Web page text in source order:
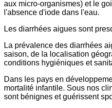
aux micro-organismes) et le
l'absence d'iode dans l'eau.
Les diarrhées aigues sont
La prévalence des diarrhées
saison, de la localisation
conditions hygiéniques et
Dans les pays en
mortalité infantile. Sous nos
sont bénignes et guérissent